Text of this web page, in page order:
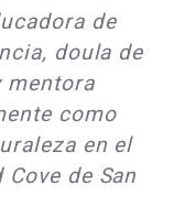
de
doula de
mentora
como
en el
de San